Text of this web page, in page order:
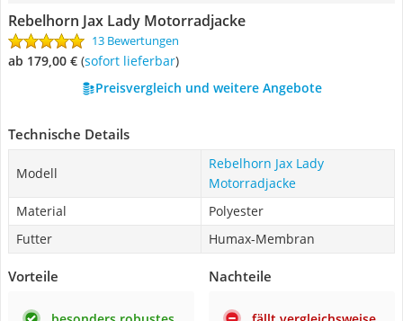
Rebelhorn Jax Lady Motorradjacke
13 Bewertungen
ab 179,00 € ( Sofort lieferbar)
Preisvergleich und weitere Angebote
Technische Details
Modell
Rebelhorn Jax Lady
Motorradjacke
Material
Polyester
Futter
Humax-Membran
Vorteile Nachteile